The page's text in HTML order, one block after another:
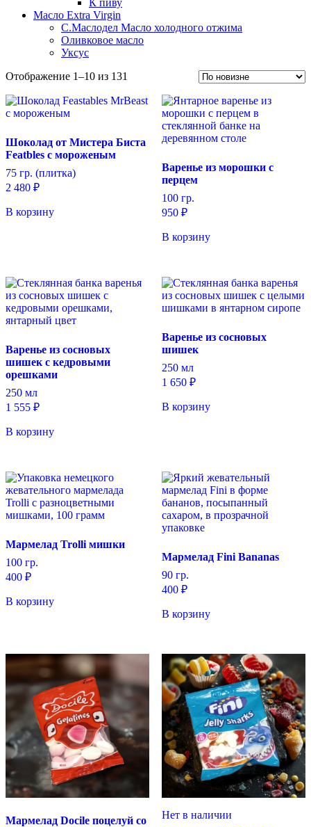
К пиву
Масло Extra Virgin
С.Маслодел Масло холодного отжима
Оливковое масло
Уксус
Отображение 1–10 из 131
недавние
Шоколад от Мистера Биста
Featbles с мороженым
75 гр. (плитка)
2 480 ₽
В корзину
Варенье из морошки с
перцем
100 гр.
950 ₽
В корзину
Варенье из сосновых
шишек с кедровыми
орешками
250 мл
1 555 ₽
В корзину
Варенье из сосновых
шишек
250 мл
1 650 ₽
В корзину
Мармелад Trolli мишки
100 гр.
400 ₽
В корзину
Мармелад Fini Bananas
90 гр.
400 ₽
В корзину
Мармелад Docile поцелуй со
Нет в наличии